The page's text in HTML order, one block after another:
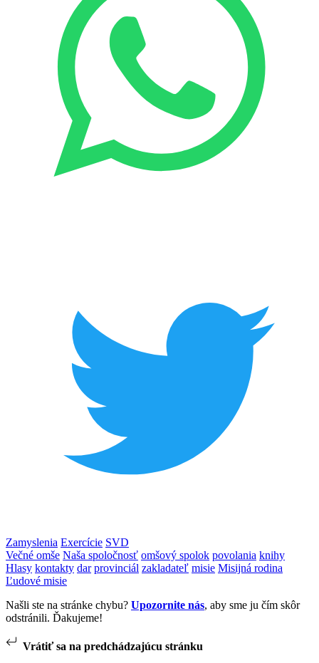
Zamyslenia Exercície SVD
Večné omše Naša spoločnosť omšový spolok povolania knihy
Hlasy kontakty dar provinciál zakladateľ misie Misijná rodina
Ľudové misie
Našli ste na stránke chybu? Upozornite nás, aby sme ju čím skôr
odstránili. Ďakujeme!
Vrátiť sa na predchádzajúcu stránku